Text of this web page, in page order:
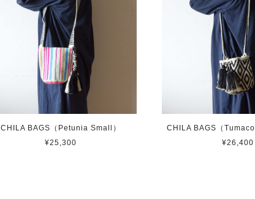
CHILA BAGS（Petunia Small）
¥25,300
CHILA BAGS（
¥26,400